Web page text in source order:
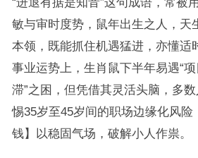
敏与审时度势，鼠年出生之人，天
本领，既能抓住机遇猛进，亦懂适
事业运势上，生肖鼠下半年易遇“项
滞”之困，但凭借其灵活头脑，多
惕35岁至45岁间的职场边缘化风险
钱】以稳固气场，破解小人作祟。